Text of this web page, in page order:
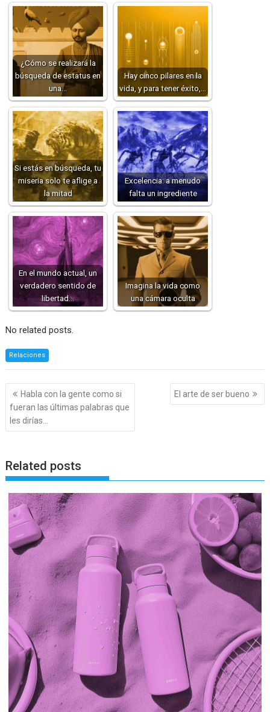
¿Cómo se realizará la
búsqueda de estatus en
una…
Hay cinco pilares en la
vida, y para tener éxito,…
Si estás en búsqueda, tu
miseria solo te aflige a
la mitad
Excelencia: a menudo
falta un ingrediente
En el mundo actual, un
verdadero sentido de
libertad…
Imagina la vida como
una cámara oculta
No related posts.
Relaciones
Navegación
de
entradas
Habla con la gente como si
fueran las últimas palabras que
les dirías…
El arte de ser bueno
Related posts